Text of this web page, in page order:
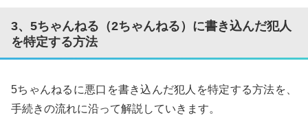
3、5ちゃんねる（2ちゃんねる）に書き込んだ犯人
を特定する方法
5ちゃんねるに悪口を書き込んだ犯人を特定する方法を、
手続きの流れに沿って解説していきます。